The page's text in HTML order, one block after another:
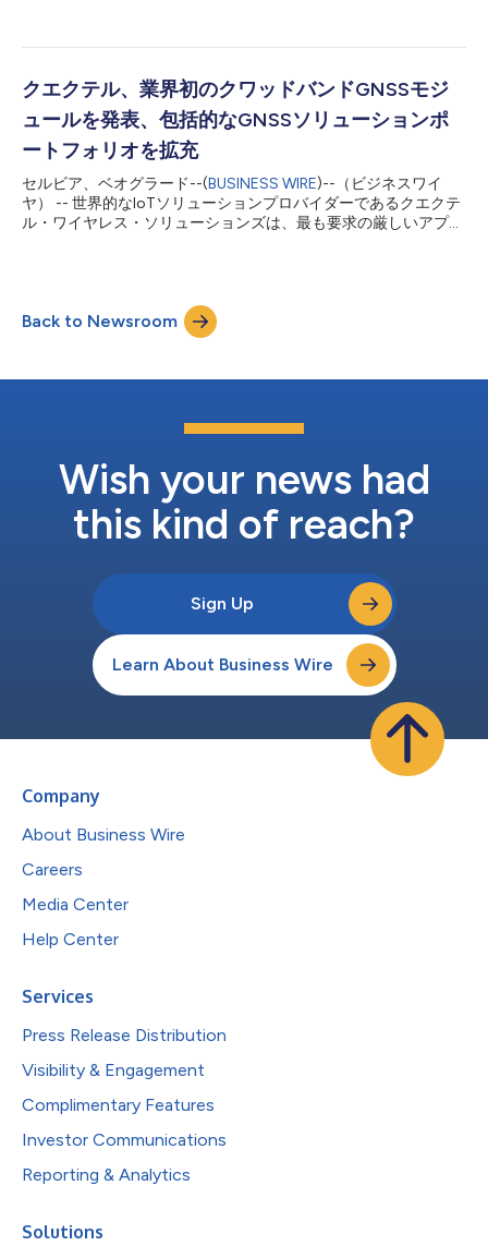
来場者は、本モジュールの詳細に加え、さまざまな業界のデジタ
ンドツーエンドIoTソリューションポートフォリオについてもご
覧いただけます。 EG800AK-JPはASR1605シリーズのチップセ
ットを搭載し、日本の主要LTEバンドに最適化されたコンパクト
な17.7×15.8×2.4mmのモジュールです。シングルアンテナ構成
によるCat. 1 bisアーキテクチャを採用したコスト効率に優れた
3G代替ソリューションとして設計され、10 Mbpsダウンリンク
／5 Mbpsアップリンク、DFOTA、位置情報サービス向けオプシ
ョンのWi-Fiスキ...
クエクテル、業界初のクワッドバンドGNSSモジ
ュールを発表、包括的なGNSSソリューションポ
ートフォリオを拡充
セルビア、ベオグラード--(BUSINESS WIRE)--（ビジネスワイ
ヤ） -- 世界的なIoTソリューションプロバイダーであるクエクテ
ル・ワイヤレス・ソリューションズは、最も要求の厳しいアプリ
ット芝刈り機、測量、個人用ロボットなどのアプリケーションに
必要な精度を確保するために必要なセンチメートル単位の精度を
瞬時に提供するこのモジュールは、より遠距離にある基地局をサ
ンスを保証します。 LG290Pモジュールの導入により、クエクテ
充されます。この製品群には、デュアルバンド産業グレードの
LC29H、車載グレードのLG69T、そして今回のクワッドバンド
モジュールの選択肢をユーザーに提供します。 GPS、
GLONASS、Gali...
Back to Newsroom
Wish your news had
this kind of reach?
Sign Up
Learn About Business Wire
Company
About Business Wire
Careers
Media Center
Help Center
Services
Press Release Distribution
Visibility & Engagement
Complimentary Features
Investor Communications
Reporting & Analytics
Solutions